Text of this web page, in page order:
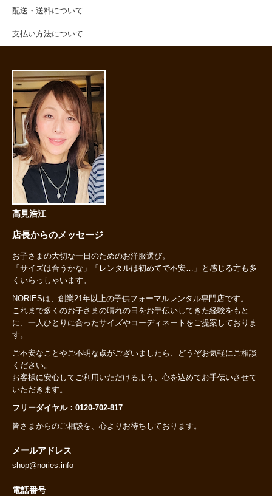
配送・送料について
支払い方法について
高見浩江
店長からのメッセージ
お子さまの大切な一日のためのお洋服選び。
「サイズは合うかな」「レンタルは初めてで不安…」と感じる方も多
くいらっしゃいます。
NORIESは、創業21年以上の子供フォーマルレンタル専門店です。
これまで多くのお子さまの晴れの日をお手伝いしてきた経験をもと
に、一人ひとりに合ったサイズやコーディネートをご提案しておりま
す。
ご不安なことやご不明な点がございましたら、どうぞお気軽にご相談
ください。
お客様に安心してご利用いただけるよう、心を込めてお手伝いさせて
いただきます。
フリーダイヤル：0120-702-817
皆さまからのご相談を、心よりお待ちしております。
メールアドレス
shop@nories.info
電話番号